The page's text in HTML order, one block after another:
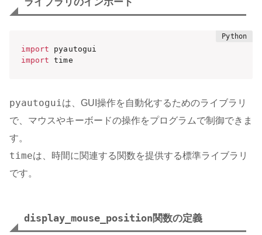
import
import time
pyautoguiは、GUI操作を自動化するためのライブラリ
で、マウスやキーボードの操作をプログラムで制御できま
す。
timeは、時間に関連する関数を提供する標準ライブラリ
です。
display_mouse_position関数の定義